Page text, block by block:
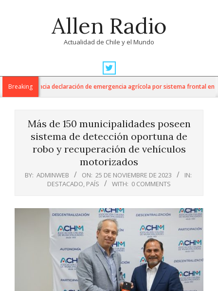
Allen Radio
Actualidad de Chile y el Mundo
Navigation
MenuBreaking
anuncia declaración de emergencia agrícola por sistema frontal en la
Más de 150 municipalidades poseen
sistema de detección oportuna de
robo y recuperación de vehículos
motorizados
BY: ADMINWEB ON: 25 DE NOVIEMBRE DE 2023
IN:
DESTACADO, PAÍS WITH: 0 COMMENTS